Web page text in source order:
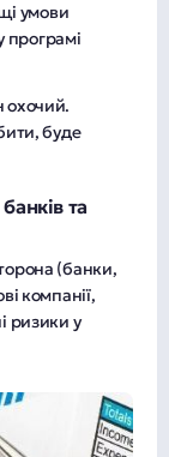
умови
програмі
охочий.
буде
та
(банки,
компанії,
ризики у